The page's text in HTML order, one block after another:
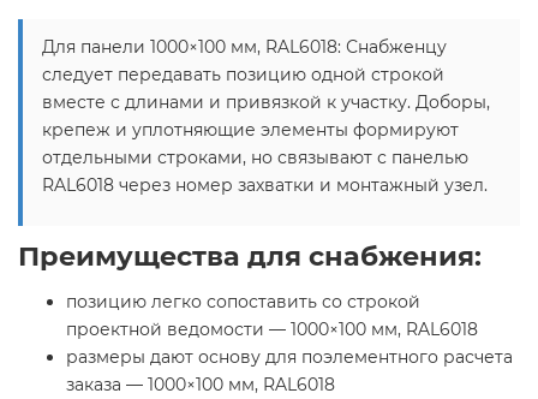
Для панели 1000×100 мм, RAL6018: Снабженцу
следует передавать позицию одной строкой
вместе с длинами и привязкой к участку. Доборы,
крепеж и уплотняющие элементы формируют
отдельными строками, но связывают с панелью
RAL6018 через номер захватки и монтажный узел.
Преимущества для снабжения:
позицию легко сопоставить со строкой
проектной ведомости — 1000×100 мм, RAL6018
размеры дают основу для поэлементного расчета
заказа — 1000×100 мм, RAL6018